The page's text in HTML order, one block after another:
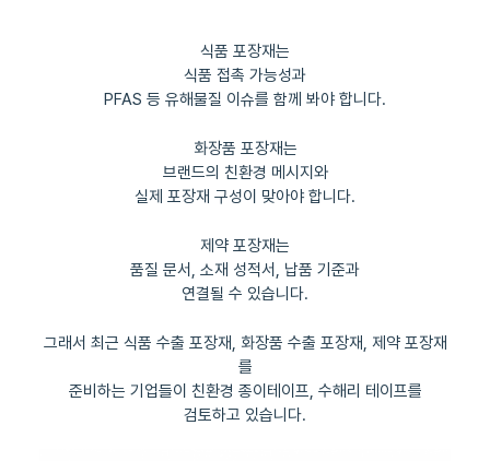
식품 포장재는
식품 접촉 가능성과
PFAS 등 유해물질 이슈를 함께 봐야 합니다.
화장품 포장재는
브랜드의 친환경 메시지와
실제 포장재 구성이 맞아야 합니다.
제약 포장재는
품질 문서, 소재 성적서, 납품 기준과
연결될 수 있습니다.
그래서 최근 식품 수출 포장재, 화장품 수출 포장재, 제약 포장재
를
준비하는 기업들이 친환경 종이테이프, 수해리 테이프를
검토하고 있습니다.